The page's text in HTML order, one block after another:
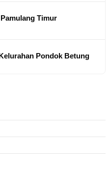
Timur
Pondok Betung